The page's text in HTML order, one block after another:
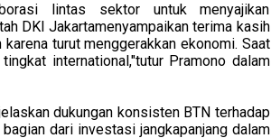
lintas sektor untuk menyajikan
DKI Jakartamenyampaikan terima kasih
turut menggerakkan ekonomi. Saat
international,"tutur Pramono dalam
dukungan konsisten BTN terhadap
dari investasi jangkapanjang dalam